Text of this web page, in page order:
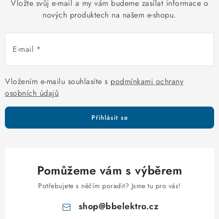
p
i
s
u
n
Vložte svůj e-mail a my vám budeme zasílat informace o
nových produktech na našem e-shopu.
E-mail
Vložením e-mailu souhlasíte s podmínkami ochrany
osobních údajů
Přihlásit se
Pomůžeme vám s výběrem
Potřebujete s něčím poradit? Jsme tu pro vás!
shop@bbelektro.cz